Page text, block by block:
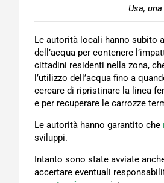
Usa,
Le autorità locali hanno subito
dell’acqua per contenere
cittadini residenti nella zona,
l’utilizzo dell’acqua fino a
cercare di ripristinare la linea
e per recuperare le carrozze
Le autorità hanno garantito che
sviluppi.
Intanto sono state avviate
accertare eventuali